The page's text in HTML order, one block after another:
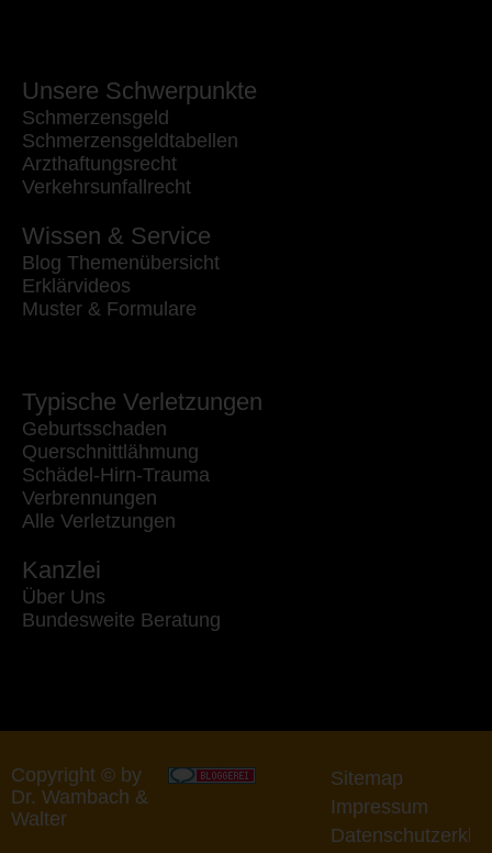
Unsere Schwerpunkte
Schmerzensgeld
Schmerzensgeldtabellen
Arzthaftungsrecht
Verkehrsunfallrecht
Wissen & Service
Blog Themenübersicht
Erklärvideos
Muster & Formulare
Typische Verletzungen
Geburtsschaden
Querschnittlähmung
Schädel-Hirn-Trauma
Verbrennungen
Alle Verletzungen
Kanzlei
Über Uns
Bundesweite Beratung
Copyright © by
Dr. Wambach &
Walter
Sitemap
Impressum